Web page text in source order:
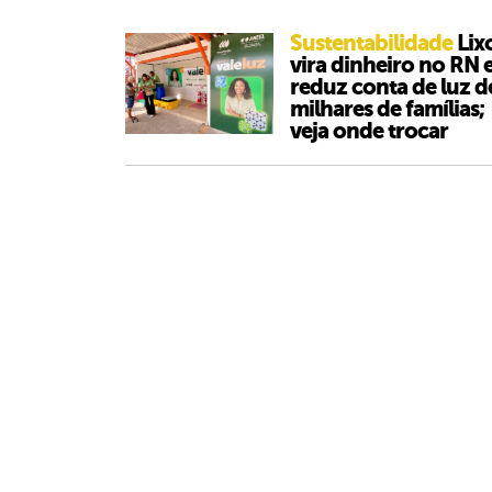
Sustentabilidade
vira dinheiro no RN
reduz conta de luz
milhares de famílias;
veja onde trocar